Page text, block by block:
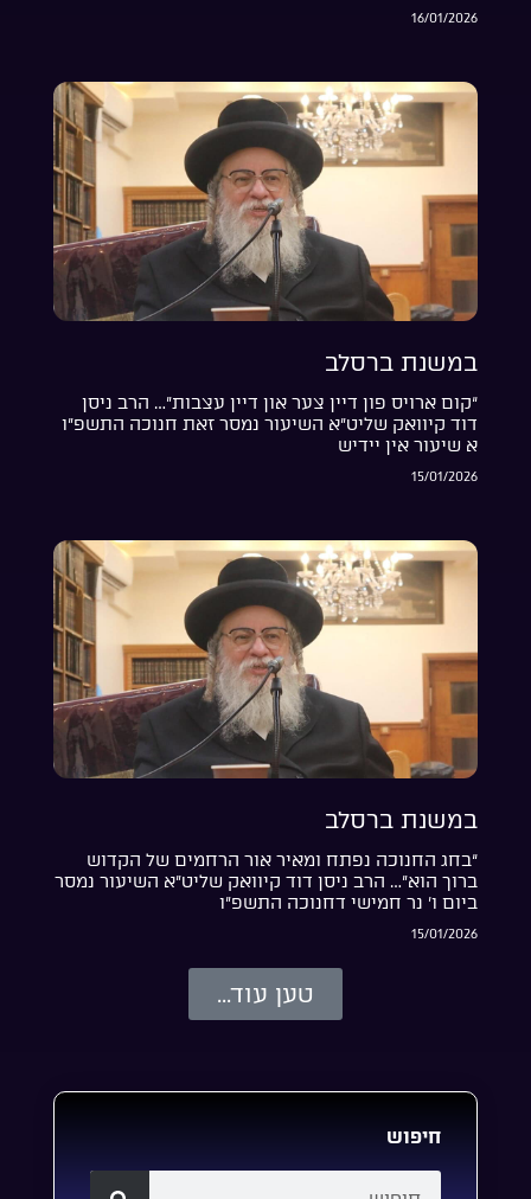
16/01/2026
במשנת ברסלב
“קום ארויס פון דיין צער און דיין עצבות”… הרב ניסן
דוד קיוואק שליט”א השיעור נמסר זאת חנוכה התשפ”ו
א שיעור אין יידיש
15/01/2026
במשנת ברסלב
“בחג החנוכה נפתח ומאיר אור הרחמים של הקדוש
ברוך הוא”… הרב ניסן דוד קיוואק שליט”א השיעור נמסר
ביום ו’ נר חמישי דחנוכה התשפ”ו
15/01/2026
טען עוד...
חיפוש